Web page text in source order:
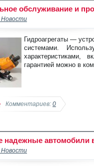
обслуживание и
Гидроагрегаты —
системами.
характеристиками,
гарантией можно в
Комментариев: 0
надежные автомобили